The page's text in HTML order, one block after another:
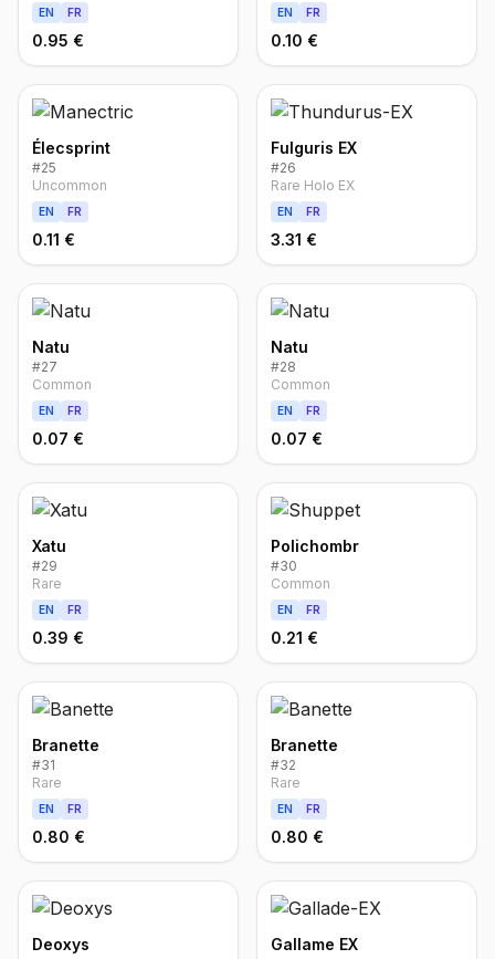
EN FR
0.95 €
EN FR
0.10 €
Élecsprint
#25
Uncommon
EN FR
0.11 €
Fulguris EX
#26
Rare Holo EX
EN FR
3.31 €
Natu
#27
Common
EN FR
0.07 €
Natu
#28
Common
EN FR
0.07 €
Xatu
#29
Rare
EN FR
0.39 €
Polichombr
#30
Common
EN FR
0.21 €
Branette
#31
Rare
EN FR
0.80 €
Branette
#32
Rare
EN FR
0.80 €
Deoxys Gallame EX